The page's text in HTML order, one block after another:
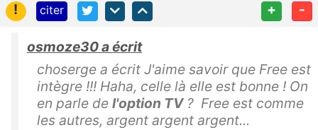
!
citer + -
osmoze30 a écrit
choserge a écrit J'aime savoir que Free est
intègre !!! Haha, celle là elle est bonne ! On
en parle de l'option TV? Free est comme
les autres, argent argent argent...